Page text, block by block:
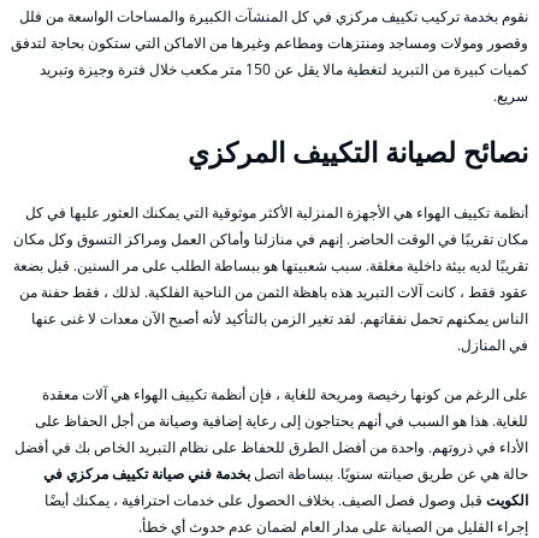
نقوم بخدمة تركيب تكييف مركزي في كل المنشآت الكبيرة والمساحات الواسعة من فلل
وقصور ومولات ومساجد ومنتزهات ومطاعم وغيرها من الاماكن التي ستكون بحاجة لتدفق
كميات كبيرة من التبريد لتغطية مالا يقل عن 150 متر مكعب خلال فترة وجيزة وتبريد
سريع.
نصائح لصيانة التكييف المركزي
أنظمة تكييف الهواء هي الأجهزة المنزلية الأكثر موثوقية التي يمكنك العثور عليها في كل
مكان تقريبًا في الوقت الحاضر. إنهم في منازلنا وأماكن العمل ومراكز التسوق وكل مكان
تقريبًا لديه بيئة داخلية مغلقة. سبب شعبيتها هو ببساطة الطلب على مر السنين. قبل بضعة
عقود فقط ، كانت آلات التبريد هذه باهظة الثمن من الناحية الفلكية. لذلك ، فقط حفنة من
الناس يمكنهم تحمل نفقاتهم. لقد تغير الزمن بالتأكيد لأنه أصبح الآن معدات لا غنى عنها
في المنازل.
على الرغم من كونها رخيصة ومريحة للغاية ، فإن أنظمة تكييف الهواء هي آلات معقدة
للغاية. هذا هو السبب في أنهم يحتاجون إلى رعاية إضافية وصيانة من أجل الحفاظ على
الأداء في ذروتهم. واحدة من أفضل الطرق للحفاظ على نظام التبريد الخاص بك في أفضل
حالة هي عن طريق صيانته سنويًا. ببساطة اتصلبخدمة فني صيانة تكييف مركزي في
الكويت قبل وصول فصل الصيف. بخلاف الحصول على خدمات احترافية ، يمكنك أيضًا
إجراء القليل من الصيانة على مدار العام لضمان عدم حدوث أي خطأ.